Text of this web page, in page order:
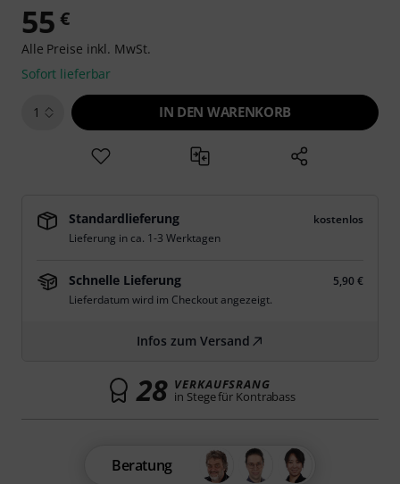
55 €
Alle Preise inkl. MwSt.
Sofort lieferbar
1 IN DEN WARENKORB
Standardlieferung
kostenlos
Lieferung in ca. 1-3 Werktagen
Schnelle Lieferung
5,90 €
Lieferdatum wird im Checkout angezeigt.
Infos zum Versand
28 VERKAUFSRANG
in Stege für Kontrabass
Beratung